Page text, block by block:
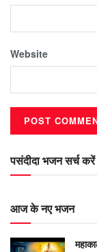
Website
पसंदीदा भजन सर्च करें
आज के नए भजन